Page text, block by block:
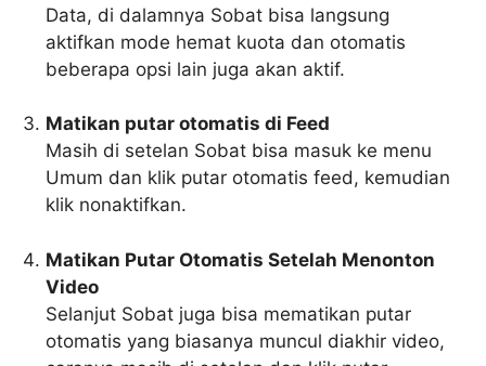
Data, di dalamnya Sobat bisa langsung
aktifkan mode hemat kuota dan otomatis
beberapa opsi lain juga akan aktif.
Matikan putar otomatis di Feed
Masih di setelan Sobat bisa masuk ke menu
Umum dan klik putar otomatis feed, kemudian
klik nonaktifkan.
Matikan Putar Otomatis Setelah Menonton
Video
Selanjut Sobat juga bisa mematikan putar
otomatis yang biasanya muncul diakhir video,